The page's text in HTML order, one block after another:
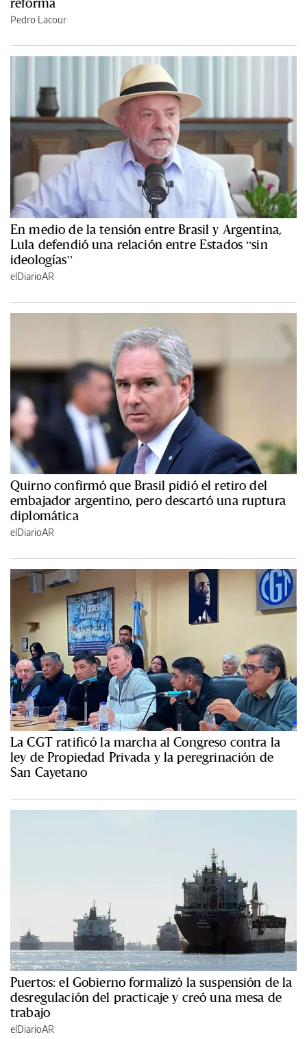
Pedro Lacour
En medio de la tensión entre Brasil y Argentina,
Lula defendió una relación entre Estados “sin
ideologías”
elDiarioAR
Quirno confirmó que Brasil pidió el retiro del
embajador argentino, pero descartó una ruptura
diplomática
elDiarioAR
La CGT ratificó la marcha al Congreso contra la
ley de Propiedad Privada y la peregrinación de
San Cayetano
Puertos: el Gobierno formalizó la suspensión de la
desregulación del practicaje y creó una mesa de
trabajo
elDiarioAR